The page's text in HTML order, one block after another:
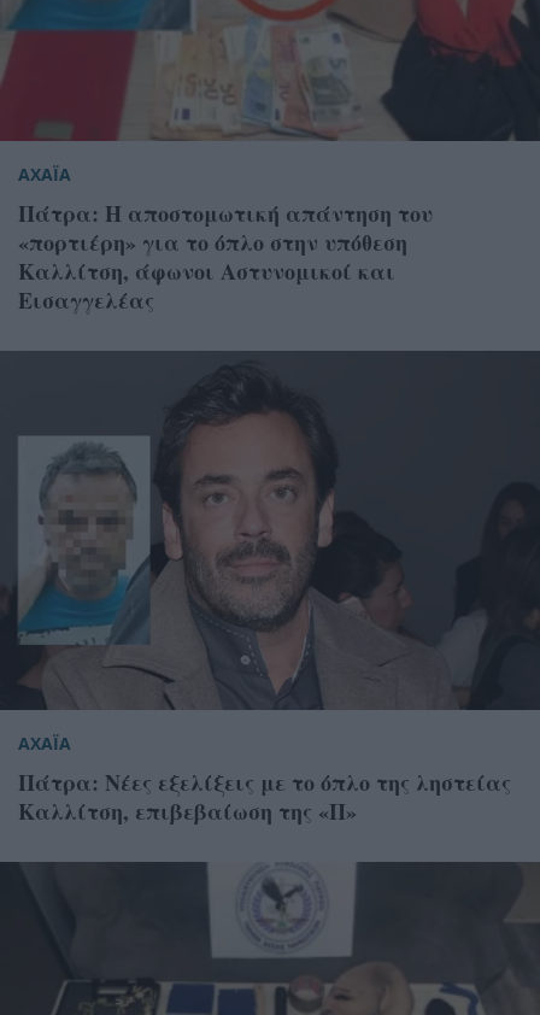
ΑΧΑΪΑ
Πάτρα: Η αποστομωτική απάντηση του
«πορτιέρη» για το όπλο στην υπόθεση
Καλλίτση, άφωνοι Αστυνομικοί και
Εισαγγελέας
ΑΧΑΪΑ
Πάτρα: Νέες εξελίξεις με το όπλο της ληστείας
Καλλίτση, επιβεβαίωση της «Π»